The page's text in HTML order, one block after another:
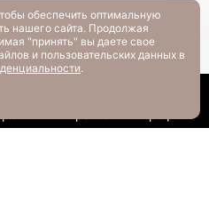
обеспечить оптимальную
нашего сайта. Продолжая
"принять" вы даете свое
и пользовательских данных в
.